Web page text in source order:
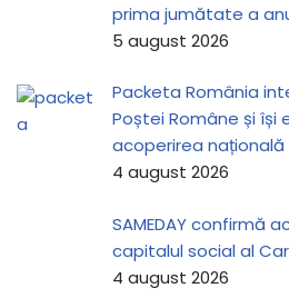
prima jumătate a
5 august 2026
Packeta România
Poștei Române și își
acoperirea națională
4 august 2026
SAMEDAY confirmă
capitalul social al
4 august 2026